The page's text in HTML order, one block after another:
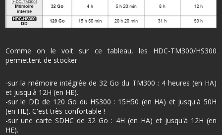
Comme on le voit sur ce tableau, les HDC-TM300/HS300
permettent de stocker :
-sur la mémoire intégrée de 32 Go du TM300 : 4 heures (en HA)
et jusqu'à 12H (en HE).
-sur le DD de 120 Go du HS300 : 15H50 (en HA) et jusqu'à 50H
(en HE). C'est très confortable !
-sur une carte SDHC de 32 Go : 4H (en HA) et jusqu'à 12H (en
HE).